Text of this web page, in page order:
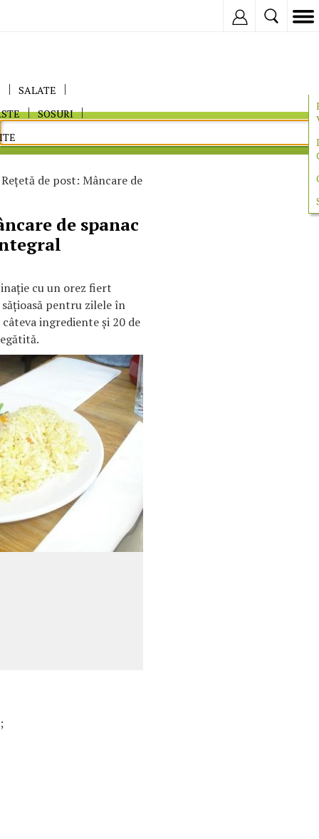
SALATE
SOSURI
de post: Mâncare de
de spanac
cu un orez fiert
pentru zilele în
ingrediente şi 20 de